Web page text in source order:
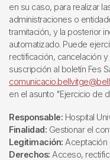
en su caso, para realizar
administraciones o
tramitación, y la posterior
automatizado. Puede
rectificación, cancelación
suscripción al boletín Fes
en el asunto "Ejercicio de
Responsable: Hospital
Finalidad: Gestionar el
Legitimación: Aceptación
Derechos: Acceso,